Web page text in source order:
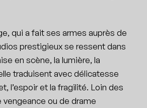
qui a fait ses armes auprès de
prestigieux se ressent dans
en scène, la lumière, la
traduisent avec délicatesse
l’espoir et la fragilité. Loin des
ou de drame